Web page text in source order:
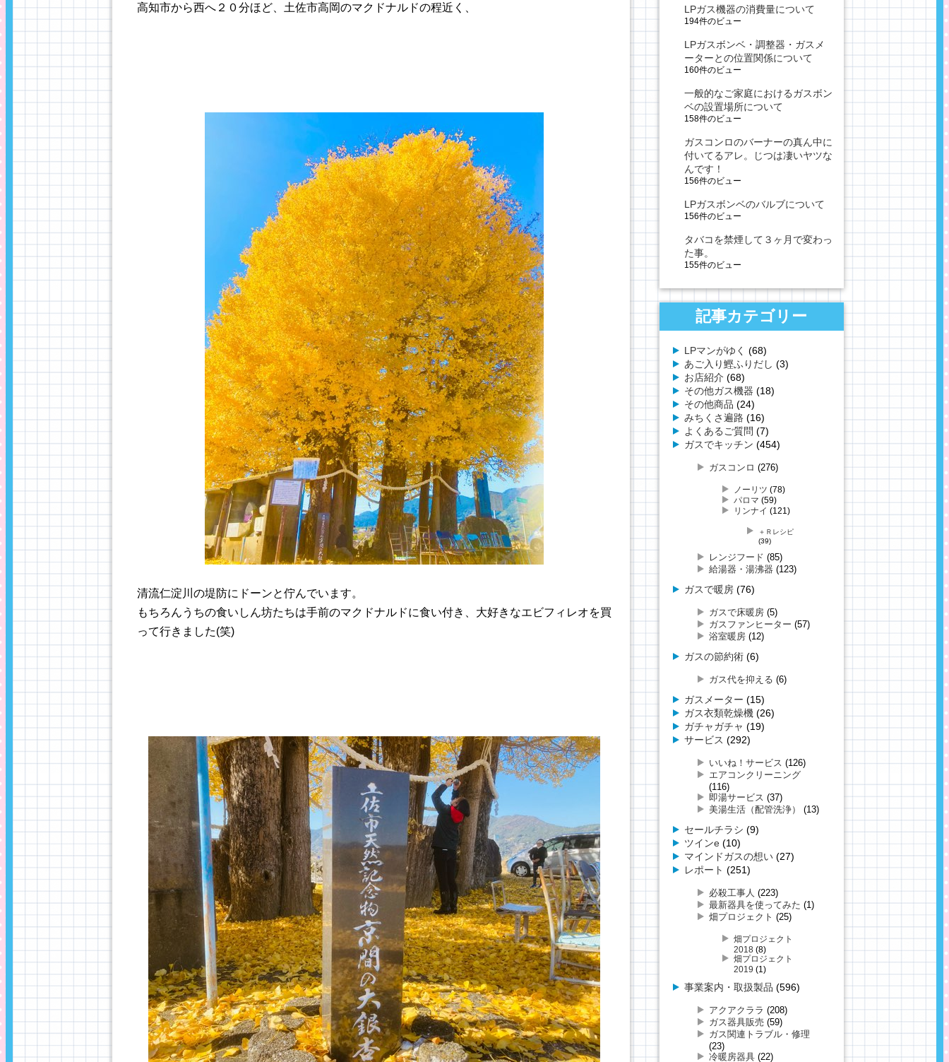
高知市から西へ２０分ほど、土佐市高岡のマクドナルドの程近く、
清流仁淀川の堤防にドーンと佇んでいます。
もちろんうちの食いしん坊たちは手前のマクドナルドに食い付き、大好きなエビフィレオを買
って行きました(笑)
LPガス機器の消費量について
194件のビュー
LPガスボンベ・調整器・ガスメ
ーターとの位置関係について
160件のビュー
一般的なご家庭におけるガスボン
ベの設置場所について
158件のビュー
ガスコンロのバーナーの真ん中に
付いてるアレ。じつは凄いヤツな
んです！
156件のビュー
LPガスボンベのバルブについて
156件のビュー
タバコを禁煙して３ヶ月で変わっ
た事。
155件のビュー
記事カテゴリー
LPマンがゆく (68)
あご入り鰹ふりだし (3)
お店紹介 (68)
その他ガス機器 (18)
その他商品 (24)
みちくさ遍路 (16)
よくあるご質問 (7)
ガスでキッチン (454)
ガスコンロ (276)
ノーリツ (78)
パロマ (59)
リンナイ (121)
＋Ｒレシピ
(39)
レンジフード (85)
給湯器・湯沸器 (123)
ガスで暖房(76)
ガスで床暖房(5)
ガスファンヒーター (57)
浴室暖房(12)
ガスの節約術(6)
ガス代を抑える (6)
ガスメーター (15)
ガス衣類乾燥機 (26)
ガチャガチャ (19)
サービス (292)
いいね！サービス (126)
エアコンクリーニング
(116)
即湯サービス (37)
美湯生活（配管洗浄）
(13)
セールチラシ (9)
ツインe(10)
マインドガスの想い(27)
レポート (251)
必殺工事人 (223)
最新器具を使ってみた (1)
畑プロジェクト (25)
畑プロジェクト
2018(8)
畑プロジェクト
2019 (1)
事業案内・取扱製品 (596)
アクアクララ (208)
ガス器具販売 (59)
ガス関連トラブル・修理
(23)
冷暖房器具(22)